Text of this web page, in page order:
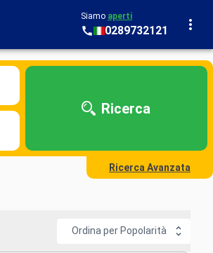
Siamo aperti
0289732121
Ricerca
Ricerca Avanzata
Ordina per Popolarità